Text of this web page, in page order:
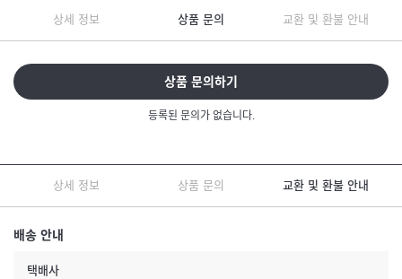
상세 정보 상품 문의 교환 및 환불 안내
상품 문의하기
등록된 문의가 없습니다.
상세 정보 상품 문의 교환 및 환불 안내
배송 안내
택배사